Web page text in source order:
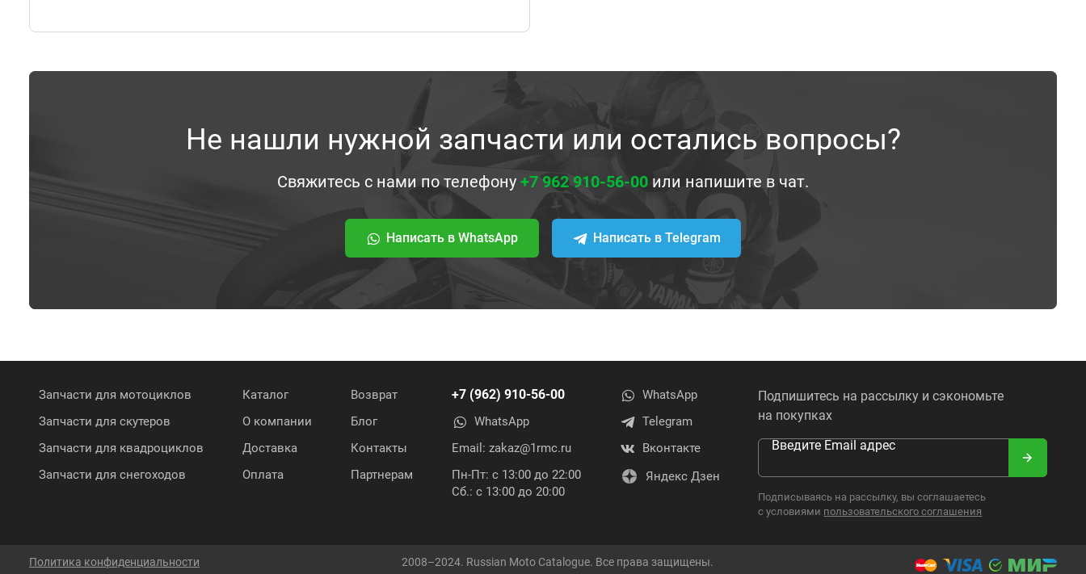
Не нашли нужной запчасти или остались вопросы?
Свяжитесь с нами по телефону +7 962 910-56-00 или напишите в чат.
Написать в WhatsApp Написать в Telegram
Запчасти для мотоциклов
Запчасти для скутеров
Запчасти для квадроциклов
Запчасти для снегоходов
Каталог
О компании
Доставка
Оплата
Возврат
Блог
Контакты
Партнерам
+7 (962) 910-56-00
WhatsApp
Email: zakaz@1rmc.ru
Пн-Пт: с 13:00 до 22:00
Сб.: с 13:00 до 20:00
WhatsApp
Telegram
Вконтакте
Яндекс Дзен
Подпишитесь на рассылку и сэкономьте
на покупках
Введите Email адрес
Подписываясь на рассылку, вы соглашаетесь
с условиями пользовательского соглашения
Политика конфиденциальности 2008–2024. Russian Moto Catalogue. Все права защищены.